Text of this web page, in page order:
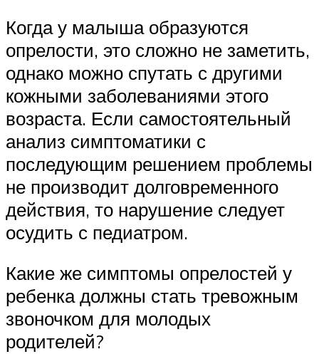
Когда у малыша образуются
опрелости, это сложно не заметить,
однако можно спутать с другими
кожными заболеваниями этого
возраста. Если самостоятельный
анализ симптоматики с
последующим решением проблемы
не производит долговременного
действия, то нарушение следует
осудить с педиатром.
Какие же симптомы опрелостей у
ребенка должны стать тревожным
звоночком для молодых
родителей?